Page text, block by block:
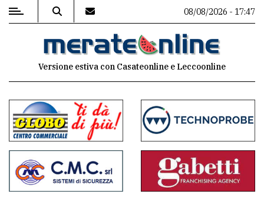
MENU
commenti
Contenuti
del
sito
08/08/2026 - 17:47
Versione estiva con Casateonline e Leccoonline